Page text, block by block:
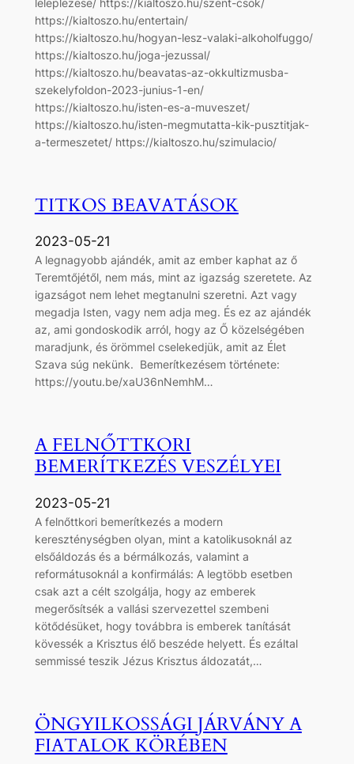
leleplezese/ https://kialtoszo.hu/szent-csok/
https://kialtoszo.hu/entertain/
https://kialtoszo.hu/hogyan-lesz-valaki-alkoholfuggo/
https://kialtoszo.hu/joga-jezussal/
https://kialtoszo.hu/beavatas-az-okkultizmusba-
szekelyfoldon-2023-junius-1-en/
https://kialtoszo.hu/isten-es-a-muveszet/
https://kialtoszo.hu/isten-megmutatta-kik-pusztitjak-
a-termeszetet/ https://kialtoszo.hu/szimulacio/
TITKOS BEAVATÁSOK
2023-05-21
A legnagyobb ajándék, amit az ember kaphat az ő
Teremtőjétől, nem más, mint az igazság szeretete. Az
igazságot nem lehet megtanulni szeretni. Azt vagy
megadja Isten, vagy nem adja meg. És ez az ajándék
az, ami gondoskodik arról, hogy az Ő közelségében
maradjunk, és örömmel cselekedjük, amit az Élet
Szava súg nekünk. Bemerítkezésem története:
https://youtu.be/xaU36nNemhM…
A FELNŐTTKORI
BEMERÍTKEZÉS VESZÉLYEI
2023-05-21
A felnőttkori bemerítkezés a modern
kereszténységben olyan, mint a katolikusoknál az
elsőáldozás és a bérmálkozás, valamint a
reformátusoknál a konfirmálás: A legtöbb esetben
csak azt a célt szolgálja, hogy az emberek
megerősítsék a vallási szervezettel szembeni
kötődésüket, hogy továbbra is emberek tanítását
kövessék a Krisztus élő beszéde helyett. És ezáltal
semmissé teszik Jézus Krisztus áldozatát,…
ÖNGYILKOSSÁGI JÁRVÁNY A
FIATALOK KÖRÉBEN